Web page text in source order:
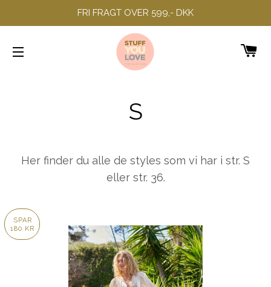
FRI FRAGT OVER 599,- DKK
S
Her finder du alle de styles som vi har i str. S
eller str. 36.
SPAR
180 KR